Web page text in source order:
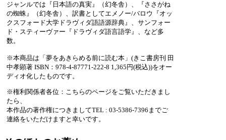
ジャンルでは『日本語の真実』（幻冬舎）、『ささがね
の蜘蛛』（幻冬舎）、訳書としてエメノー/バロウ『オッ
クスフォード大学ドラヴィダ語語源辞典』、サンフォー
ド・スティーヴァー『ドラヴィダ語言語学』、など多
数。
※本商品は「夢をあきらめる前に読む本」(きこ書房刊 田
中孝顕著 ISBN：978-4-87771-222-8 1,365円(税込))をオー
ディオ化したものです。
※権利関係者各位：こちらのページをご覧いただきまし
たら、
本作品の著作権につきましてTEL : 03-5386-7396までご
連絡をいただけますと幸いです。